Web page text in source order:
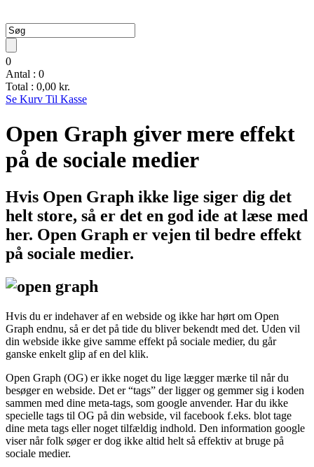
0
Antal : 0
Total : 0,00 kr.
Se Kurv Til Kasse
Open Graph giver mere effekt
på de sociale medier
Hvis Open Graph ikke lige siger dig det
helt store, så er det en god ide at læse med
her. Open Graph er vejen til bedre effekt
på sociale medier.
Hvis du er indehaver af en webside og ikke har hørt om Open
Graph endnu, så er det på tide du bliver bekendt med det. Uden vil
din webside ikke give samme effekt på sociale medier, du går
ganske enkelt glip af en del klik.
Open Graph (OG) er ikke noget du lige lægger mærke til når du
besøger en webside. Det er “tags” der ligger og gemmer sig i koden
sammen med dine meta-tags, som google anvender. Har du ikke
specielle tags til OG på din webside, vil facebook f.eks. blot tage
dine meta tags eller noget tilfældig indhold. Den information google
viser når folk søger er dog ikke altid helt så effektiv at bruge på
sociale medier.